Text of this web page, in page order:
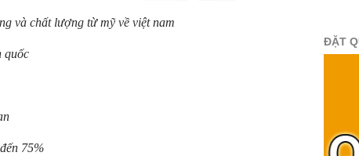
và chất lượng từ mỹ về việt nam
quốc
75%
ĐẶT